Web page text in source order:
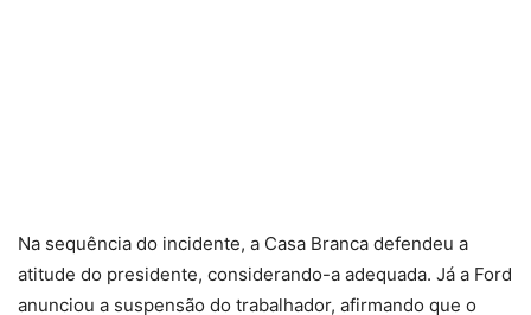
Na sequência do incidente, a Casa Branca defendeu a
atitude do presidente, considerando-a adequada. Já a Ford
anunciou a suspensão do trabalhador, afirmando que o